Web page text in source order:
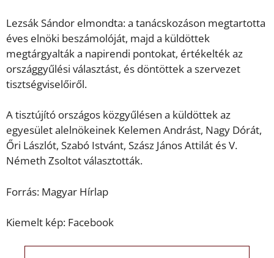
Lezsák Sándor elmondta: a tanácskozáson megtartotta
éves elnöki beszámolóját, majd a küldöttek
megtárgyalták a napirendi pontokat, értékelték az
országgyűlési választást, és döntöttek a szervezet
tisztségviselőiről.
A tisztújító országos közgyűlésen a küldöttek az
egyesület alelnökeinek Kelemen Andrást, Nagy Dórát,
Őri Lászlót, Szabó Istvánt, Szász János Attilát és V.
Németh Zsoltot választották.
Forrás: Magyar Hírlap
Kiemelt kép: Facebook